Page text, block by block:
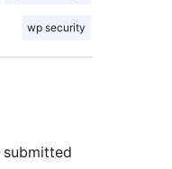
wp security
submitted